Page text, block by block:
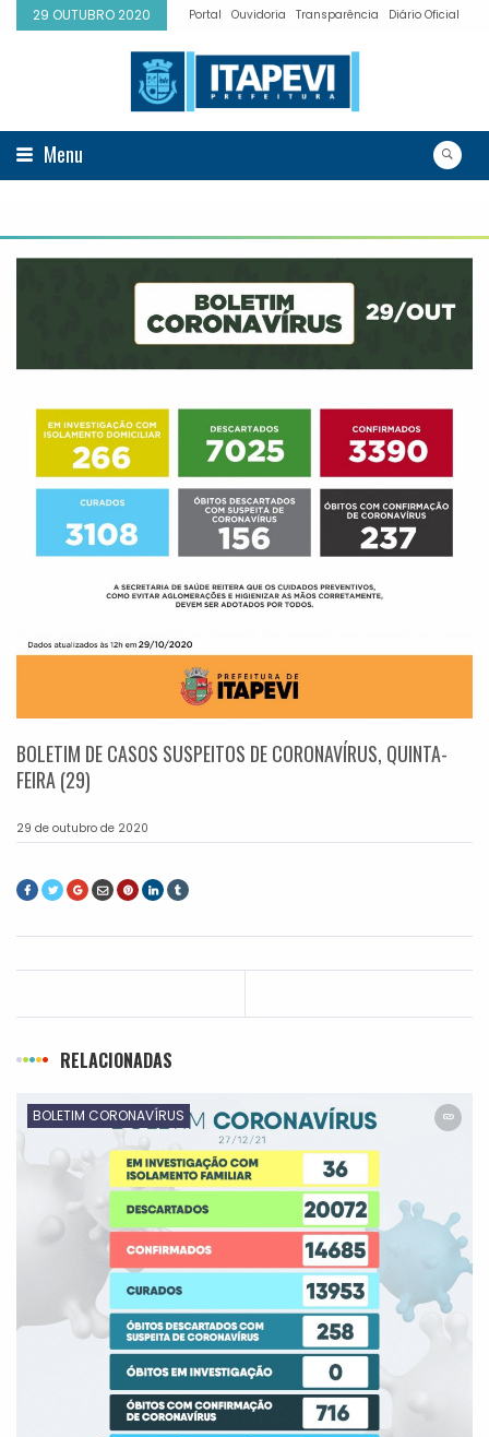
29 OUTUBRO 2020 Portal Ouvidoria Transparência Diário Oficial
Menu
BOLETIM DE CASOS SUSPEITOS DE CORONAVÍRUS, QUINTA-
FEIRA (29)
29 de outubro de 2020
RELACIONADAS
BOLETIM CORONAVÍRUS